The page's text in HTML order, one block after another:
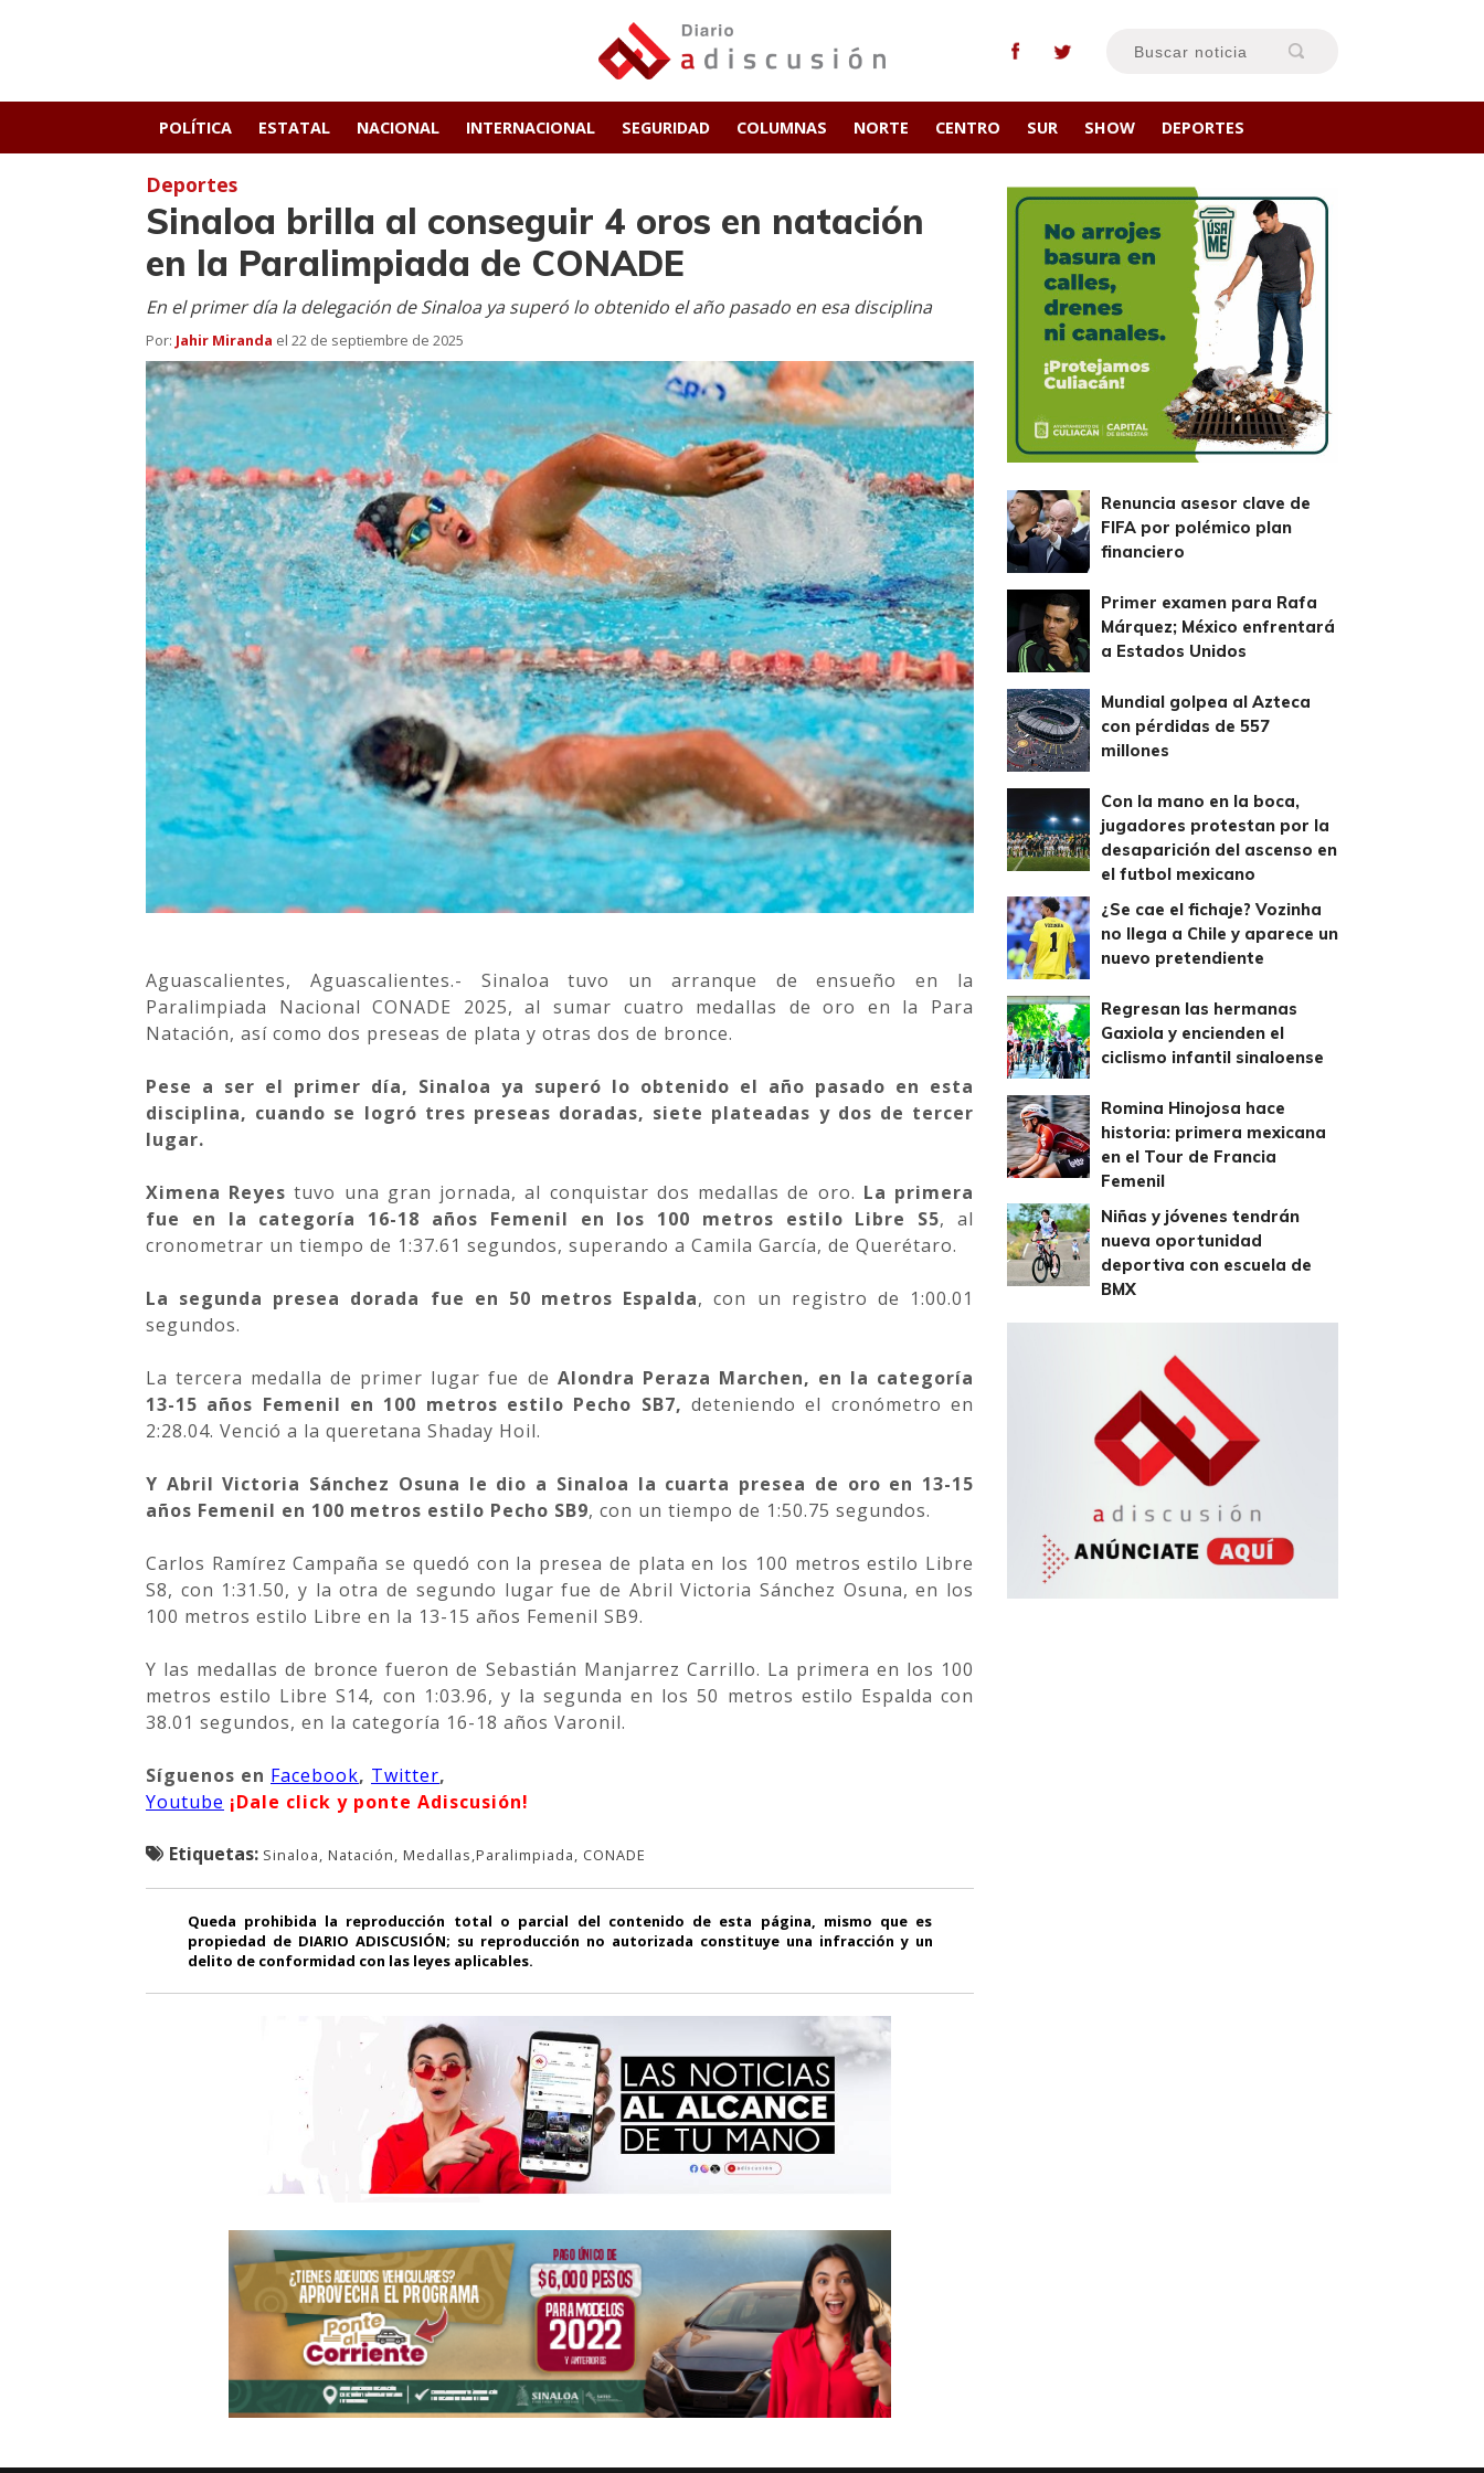
POLÍTICA ESTATAL NACIONAL INTERNACIONAL SEGURIDAD COLUMNAS NORTE CENTRO SUR SHOW DEPORTES
Deportes
Sinaloa brilla al conseguir 4 oros en natación
en la Paralimpiada de CONADE
En el primer día la delegación de Sinaloa ya superó lo obtenido el año pasado en esa disciplina
Por: Jahir Miranda el 22 de septiembre de 2025
Aguascalientes, Aguascalientes.- Sinaloa tuvo un arranque de ensueño en la
Paralimpiada Nacional CONADE 2025, al sumar cuatro medallas de oro en la Para
Natación, así como dos preseas de plata y otras dos de bronce.
Pese a ser el primer día, Sinaloa ya superó lo obtenido el año pasado en esta
disciplina, cuando se logró tres preseas doradas, siete plateadas y dos de tercer
lugar.
Ximena Reyestuvo una gran jornada, al conquistar dos medallas de oro. La primera
fue en la categoría 16-18 años Femenil en los 100 metros estilo Libre S5, al
cronometrar un tiempo de 1:37.61 segundos, superando a Camila García, de Querétaro.
La segunda presea dorada fue en 50 metros Espalda, con un registro de 1:00.01
segundos.
La tercera medalla de primer lugar fue de Alondra Peraza Marchen, en la categoría
13-15 años Femenil en 100 metros estilo Pecho SB7, deteniendo el cronómetro en
2:28.04. Venció a la queretana Shaday Hoil.
Y Abril Victoria Sánchez Osuna le dio a Sinaloa la cuarta presea de oro en 13-15
años Femenil en 100 metros estilo Pecho SB9, con un tiempo de 1:50.75 segundos.
Carlos Ramírez Campaña se quedó con la presea de plata en los 100 metros estilo Libre
S8, con 1:31.50, y la otra de segundo lugar fue de Abril Victoria Sánchez Osuna, en los
100 metros estilo Libre en la 13-15 años Femenil SB9.
Y las medallas de bronce fueron de Sebastián Manjarrez Carrillo. La primera en los 100
metros estilo Libre S14, con 1:03.96, y la segunda en los 50 metros estilo Espalda con
38.01 segundos, en la categoría 16-18 años Varonil.
Síguenos en Facebook, Twitter,
Youtube ¡Dale click y ponte Adiscusión!
Etiquetas: Sinaloa, Natación, Medallas,Paralimpiada, CONADE
Queda prohibida la reproducción total o parcial del contenido de esta página, mismo que es
propiedad de DIARIO ADISCUSIÓN; su reproducción no autorizada constituye una infracción y un
delito de conformidad con las leyes aplicables.
Renuncia asesor clave de
FIFA por polémico plan
financiero
Primer examen para Rafa
Márquez; México enfrentará
a Estados Unidos
Mundial golpea al Azteca
con pérdidas de 557
millones
Con la mano en la boca,
jugadores protestan por la
desaparición del ascenso en
el futbol mexicano
¿Se cae el fichaje? Vozinha
no llega a Chile y aparece un
nuevo pretendiente
Regresan las hermanas
Gaxiola y encienden el
ciclismo infantil sinaloense
Romina Hinojosa hace
historia: primera mexicana
en el Tour de Francia
Femenil
Niñas y jóvenes tendrán
nueva oportunidad
deportiva con escuela de
BMX